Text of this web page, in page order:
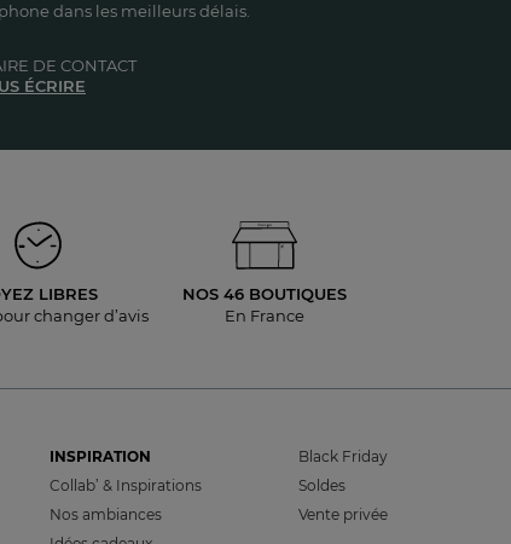
dans les meilleurs délais.
DE CONTACT
ÉCRIRE
LIBRES
changer d’avis
NOS 46 BOUTIQUES
En France
INSPIRATION
Collab’ & Inspirations
Nos ambiances
Black Friday
Soldes
Vente privée